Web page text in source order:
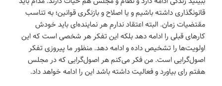
قانونگذاری داشته باشیم و یا اصلاح و بازنگری قوانین؛ به تناسب
مقتضیات زمان. البته اعتقاد ندارم هر نماینده‌ای باید خودش
کارهای قبلی را ادامه دهد بلکه این تفکر هر شخصی است که این
اولویت‌ها را تشخیص داده و ادامه دهد‌. منظور ما پیروزی تفکر
اصول‌گرایی است‌. من فکر می‌کنم هر اصول‌گرایی که در مجلس
هفتم رای بیاورد و فعالیت داشته باشد این را ادامه خواهد داد.